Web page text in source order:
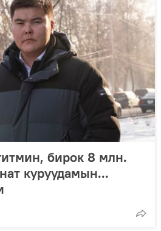
бирок 8 млн.
куруудамын...